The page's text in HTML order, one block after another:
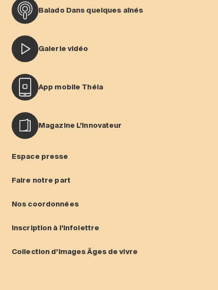
Balado Dans quelques aînés
Galerie vidéo
App mobile Théia
Magazine L’Innovateur
Espace presse
Faire notre part
Nos coordonnées
Inscription à l’infolettre
Collection d’images Âges de vivre